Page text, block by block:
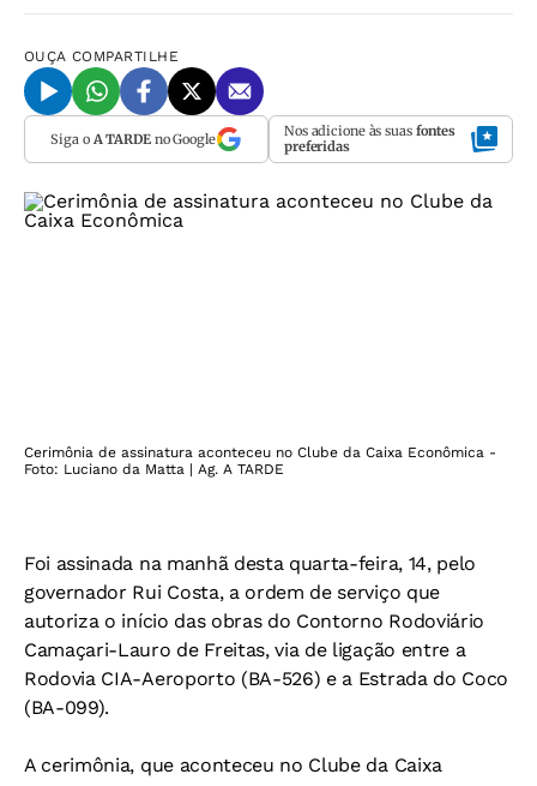
OUÇA COMPARTILHE
Siga o A TARDEno Google Nos adicione às suas fontes
preferidas
Cerimônia de assinatura aconteceu no Clube da Caixa Econômica -
Foto: Luciano da Matta | Ag. A TARDE
Foi assinada na manhã desta quarta-feira, 14, pelo
governador Rui Costa, a ordem de serviço que
autoriza o início das obras do Contorno Rodoviário
Camaçari-Lauro de Freitas, via de ligação entre a
Rodovia CIA-Aeroporto (BA-526) e a Estrada do Coco
(BA-099).
A cerimônia, que aconteceu no Clube da Caixa